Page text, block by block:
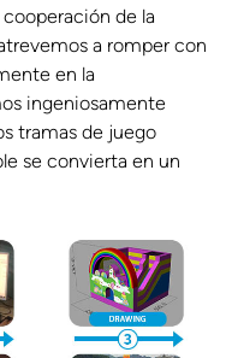
de la
a romper con
en la
ingeniosamente
tramas de juego
se convierta en un